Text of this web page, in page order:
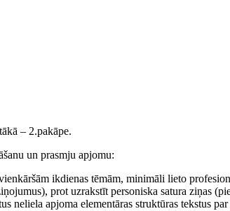
– 2.pakāpe.
un prasmju apjomu:
ikdienas tēmām, minimāli lieto
prot uzrakstīt personiska satura ziņas
neliela apjoma elementāras struktūras tekstus par